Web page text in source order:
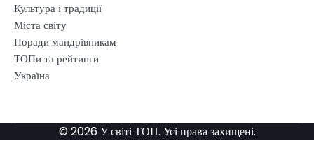
Культура і традиції
Міста світу
Поради мандрівникам
ТОПи та рейтинги
Україна
© 2026 У світі ТОП. Усі права захищені.